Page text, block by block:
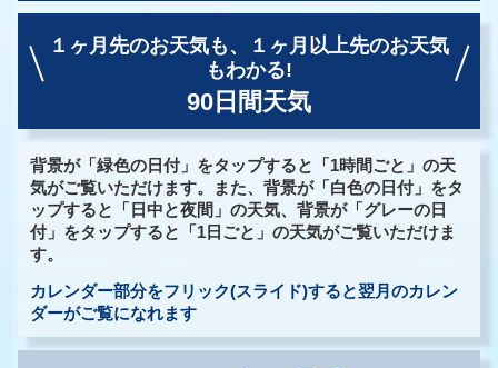
１ヶ月先のお天気も、
１ヶ月以上先のお天気
もわかる!
90日間天気
背景が「緑色の日付」をタップすると「1時間ごと」の天
気がご覧いただけます。また、背景が「白色の日付」をタ
ップすると「日中と夜間」の天気、背景が「グレーの日
付」をタップすると「1日ごと」の天気がご覧いただけま
す。
カレンダー部分をフリック(スライド)すると翌月のカレン
ダーがご覧になれます